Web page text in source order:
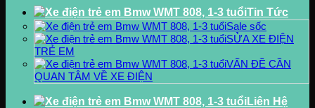
Tin Tức
Sale sốc
SỬA XE ĐIỆN
TRẺ EM
VẤN ĐỀ CẦN
QUAN TÂM VỀ XE ĐIỆN
Liên Hệ